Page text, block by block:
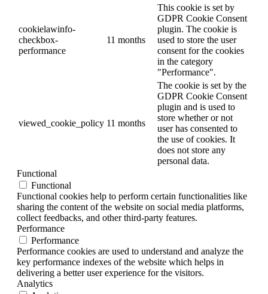
cookielawinfo-
checkbox-
performance
11 months
This cookie is set by
GDPR Cookie Consent
plugin. The cookie is
used to store the user
consent for the cookies
in the category
"Performance".
viewed_cookie_policy 11 months
The cookie is set by the
GDPR Cookie Consent
plugin and is used to
store whether or not
user has consented to
the use of cookies. It
does not store any
personal data.
Functional
Functional
Functional cookies help to perform certain functionalities like
sharing the content of the website on social media platforms,
collect feedbacks, and other third-party features.
Performance
Performance
Performance cookies are used to understand and analyze the
key performance indexes of the website which helps in
delivering a better user experience for the visitors.
Analytics